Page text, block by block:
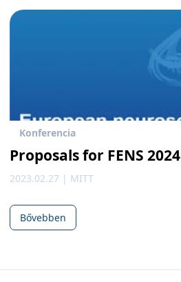
Konferencia
Proposals for FENS 2024
2023.02.27 | MITT
Bővebben